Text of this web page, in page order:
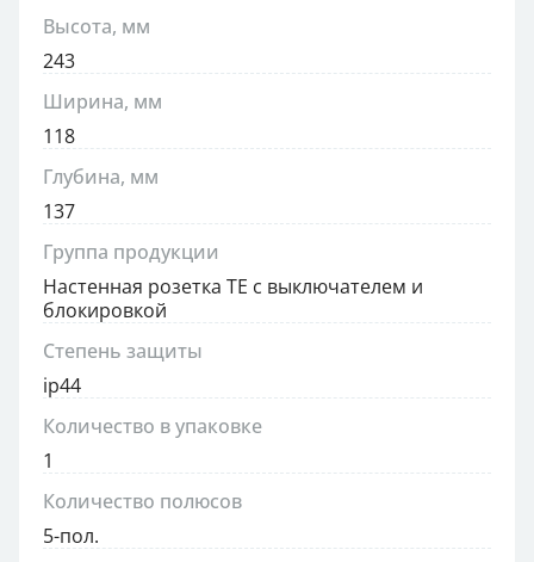
Высота, мм
243
Ширина, мм
118
Глубина, мм
137
Группа продукции
Настенная розетка TE с выключателем и
блокировкой
Степень защиты
ip44
Количество в упаковке
1
Количество полюсов
5-пол.